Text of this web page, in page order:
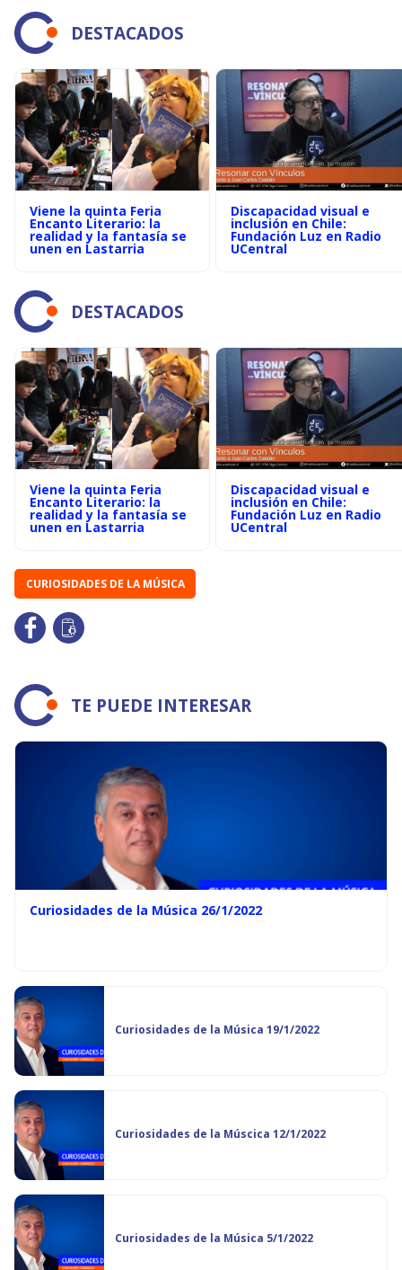
DESTACADOS
Viene la quinta Feria
Encanto Literario: la
realidad y la fantasía se
unen en Lastarria
Discapacidad visual e
inclusión en Chile:
Fundación Luz en Radio
UCentral
DESTACADOS
Viene la quinta Feria
Encanto Literario: la
realidad y la fantasía se
unen en Lastarria
Discapacidad visual e
inclusión en Chile:
Fundación Luz en Radio
UCentral
CURIOSIDADES DE LA MÚSICA
TE PUEDE INTERESAR
Curiosidades de la Música 26/1/2022
Curiosidades de la Música 19/1/2022
Curiosidades de la Múscica 12/1/2022
Curiosidades de la Música 5/1/2022